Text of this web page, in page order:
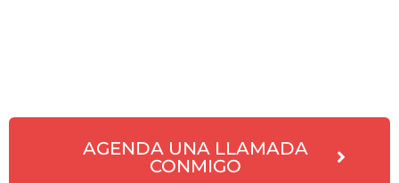
AGENDA UNA LLAMADA
CONMIGO